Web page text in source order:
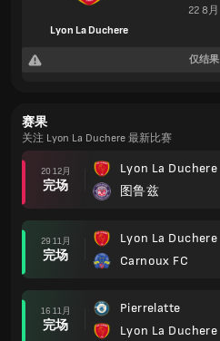
Lyon La Duchere
22 8月
仅结果
赛果
关注 Lyon La Duchere 最新比赛
20 12月
完场
Lyon La Duchere
图鲁兹
29 11月
完场
Lyon La Duchere
Carnoux FC
16 11月
完场
Pierrelatte
Lyon La Duchere